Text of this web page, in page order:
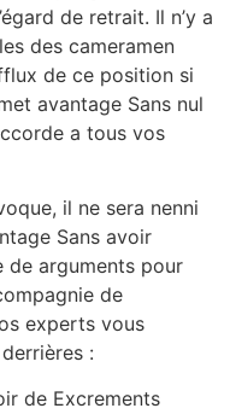
de retrait. Il n’y a
des cameramen
de ce position si
avantage Sans nul
a tous vos
il ne sera nenni
Sans avoir
arguments pour
de
experts vous
:
de Excrements